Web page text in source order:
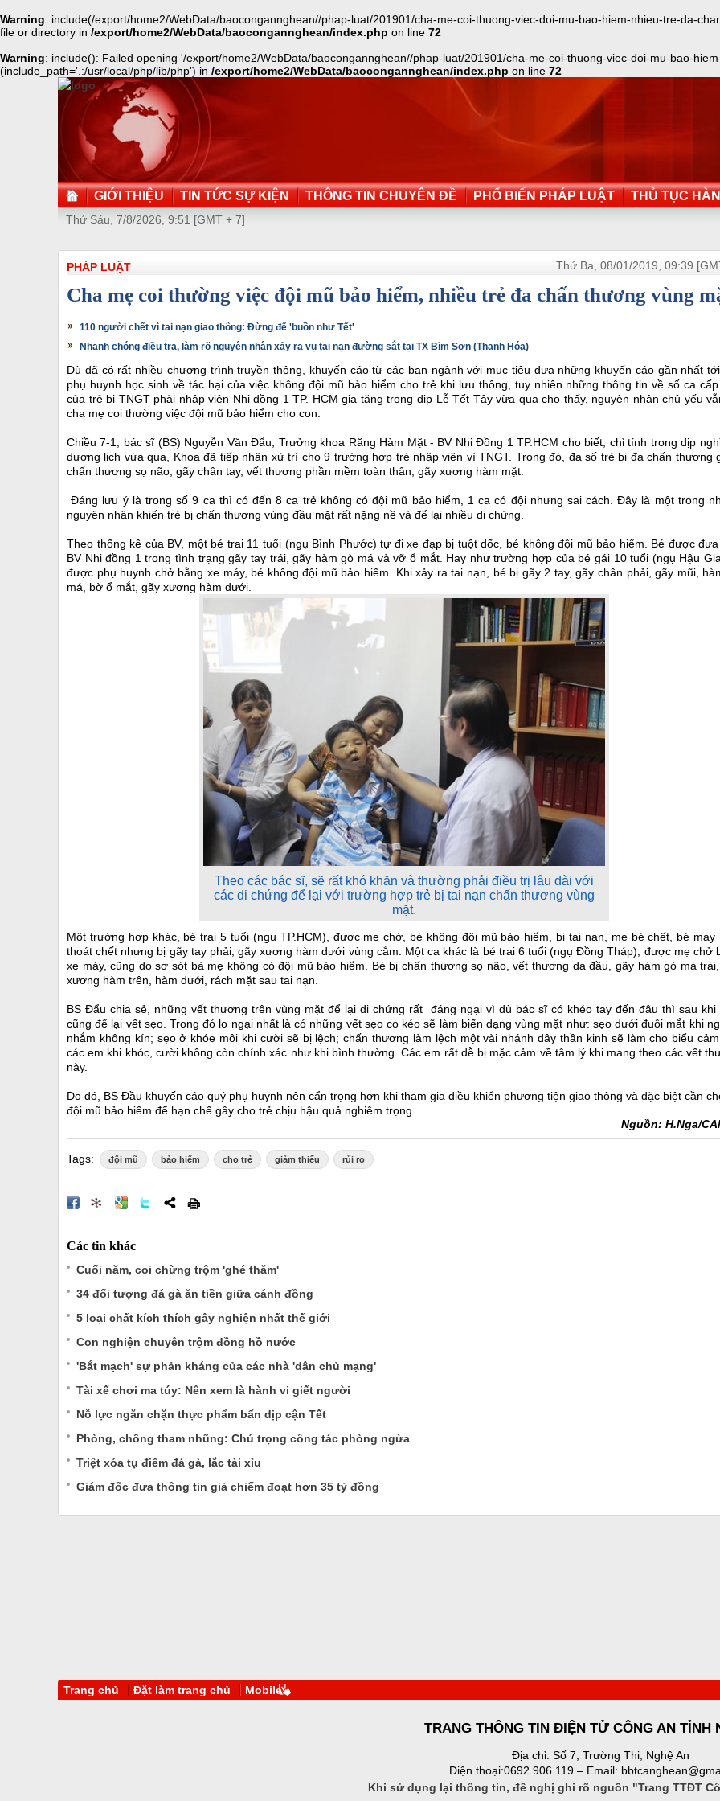
Warning: include(/export/home2/WebData/baocongannghean//phap-luat/201901/cha-me-coi-thuong-viec-doi-mu-bao-hiem-nhieu-tre-da-
file or directory in /export/home2/WebData/baocongannghean/index.php on line 72
Warning: include(): Failed opening '/export/home2/WebData/baocongannghean//phap-luat/201901/cha-me-coi-thuong-viec-doi-mu-bao-
(include_path='.:/usr/local/php/lib/php') in /export/home2/WebData/baocongannghean/index.php on line 72
GIỚI THIỆU TIN TỨC SỰ KIỆN THÔNG TIN CHUYÊN ĐỀ PHỔ BIẾN PHÁP LUẬT THỦ TỤC
Thứ Sáu, 7/8/2026, 9:51 [GMT + 7]
PHÁP LUẬT Thứ Ba, 08/01/2019, 09:39
Cha mẹ coi thường việc đội mũ bảo hiểm, nhiều trẻ đa chấn thương vùng
110 người chết vì tai nạn giao thông: Đừng để 'buồn như Tết'
Nhanh chóng điều tra, làm rõ nguyên nhân xảy ra vụ tai nạn đường sắt tại TX Bỉm Sơn (Thanh Hóa)
Dù đã có rất nhiều chương trình truyền thông, khuyến cáo từ các ban ngành với mục tiêu đưa những khuyến cáo gần nhất
phụ huynh học sinh về tác hại của việc không đội mũ bảo hiểm cho trẻ khi lưu thông, tuy nhiên những thông tin về số ca
của trẻ bị TNGT phải nhập viện Nhi đồng 1 TP. HCM gia tăng trong dịp Lễ Tết Tây vừa qua cho thấy, nguyên nhân chủ yếu
cha mẹ coi thường việc đội mũ bảo hiểm cho con.
Chiều 7-1, bác sĩ (BS) Nguyễn Văn Đẩu, Trưởng khoa Răng Hàm Mặt - BV Nhi Đồng 1 TP.HCM cho biết, chỉ tính trong dịp
dương lịch vừa qua, Khoa đã tiếp nhận xử trí cho 9 trường hợp trẻ nhập viện vì TNGT. Trong đó, đa số trẻ bị đa chấn thương
chấn thương sọ não, gãy chân tay, vết thương phần mềm toàn thân, gãy xương hàm mặt.
Đáng lưu ý là trong số 9 ca thì có đến 8 ca trẻ không có đội mũ bảo hiểm, 1 ca có đội nhưng sai cách. Đây là một trong
nguyên nhân khiến trẻ bị chấn thương vùng đầu mặt rất nặng nề và để lại nhiều di chứng.
Theo thống kê của BV, một bé trai 11 tuổi (ngụ Bình Phước) tự đi xe đạp bị tuột dốc, bé không đội mũ bảo hiểm. Bé được
BV Nhi đồng 1 trong tình trạng gãy tay trái, gãy hàm gò má và vỡ ổ mắt. Hay như trường hợp của bé gái 10 tuổi (ngụ Hậu
được phụ huynh chở bằng xe máy, bé không đội mũ bảo hiểm. Khi xảy ra tai nạn, bé bị gãy 2 tay, gãy chân phải, gãy mũi,
má, bờ ổ mắt, gãy xương hàm dưới.
Theo các bác sĩ, sẽ rất khó khăn và thường phải điều trị lâu dài với
các di chứng để lại với trường hợp trẻ bị tai nạn chấn thương vùng
mặt.
Một trường hợp khác, bé trai 5 tuổi (ngụ TP.HCM), được mẹ chở, bé không đội mũ bảo hiểm, bị tai nạn, mẹ bé chết, bé may
thoát chết nhưng bị gãy tay phải, gãy xương hàm dưới vùng cằm. Một ca khác là bé trai 6 tuổi (ngụ Đồng Tháp), được mẹ chở
xe máy, cũng do sơ sót bà mẹ không có đội mũ bảo hiểm. Bé bị chấn thương sọ não, vết thương da đầu, gãy hàm gò má
xương hàm trên, hàm dưới, rách mặt sau tai nạn.
BS Đẩu chia sẻ, những vết thương trên vùng mặt để lại di chứng rất đáng ngại vì dù bác sĩ có khéo tay đến đâu thì sau khi
cũng để lại vết sẹo. Trong đó lo ngại nhất là có những vết sẹo co kéo sẽ làm biến dạng vùng mặt như: sẹo dưới đuôi mắt khi
nhắm không kín; sẹo ở khóe môi khi cười sẽ bị lệch; chấn thương làm lệch một vài nhánh dây thần kinh sẽ làm cho biểu
các em khi khóc, cười không còn chính xác như khi bình thường. Các em rất dễ bị mặc cảm về tâm lý khi mang theo các vết
này.
Do đó, BS Đầu khuyến cáo quý phụ huynh nên cẩn trọng hơn khi tham gia điều khiển phương tiện giao thông và đặc biệt cần
đội mũ bảo hiểm để hạn chế gây cho trẻ chịu hậu quả nghiêm trọng.
Nguồn: H.Nga/
Tags: đội mũ bảo hiểm cho trẻ giảm thiểu rủi ro
Các tin khác
Cuối năm, coi chừng trộm 'ghé thăm'
34 đối tượng đá gà ăn tiền giữa cánh đồng
5 loại chất kích thích gây nghiện nhất thế giới
Con nghiện chuyên trộm đồng hồ nước
'Bắt mạch' sự phản kháng của các nhà 'dân chủ mạng'
Tài xế chơi ma túy: Nên xem là hành vi giết người
Nỗ lực ngăn chặn thực phẩm bẩn dịp cận Tết
Phòng, chống tham nhũng: Chú trọng công tác phòng ngừa
Triệt xóa tụ điểm đá gà, lắc tài xỉu
Giám đốc đưa thông tin giả chiếm đoạt hơn 35 tỷ đồng
Trang chủ Đặt làm trang chủ Mobile
TRANG THÔNG TIN ĐIỆN TỬ CÔNG AN TỈNH
Địa chỉ: Số 7, Trường Thi, Nghệ An
Điện thoại:0692 906 119 – Email:
Khi sử dụng lại thông tin, đề nghị ghi rõ nguồn "Trang TTĐT